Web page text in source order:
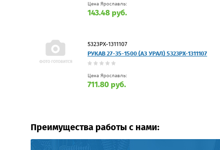
Цена Ярославль:
143.48 руб.
5323РХ-1311107
РУКАВ 27-35-1500 (АЗ УРАЛ) 5323РХ-1311107
Цена Ярославль:
711.80 руб.
Преимущества работы с нами: